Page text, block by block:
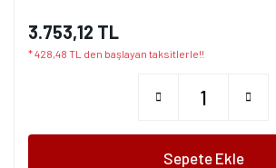
3.753,12 TL
* 428,48 TL den başlayan taksitlerle!!
Sepete Ekle